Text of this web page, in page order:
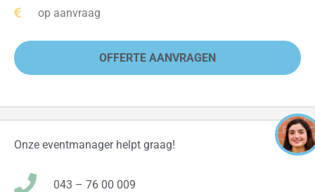
op aanvraag
OFFERTE AANVRAGEN
Onze eventmanager helpt graag!
043 – 76 00 009